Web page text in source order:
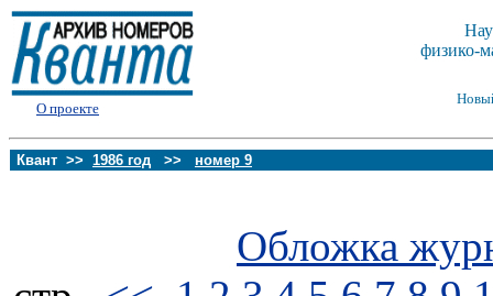
О проекте
физико-
Квант >> 1986 год >> номер 9
Обложка